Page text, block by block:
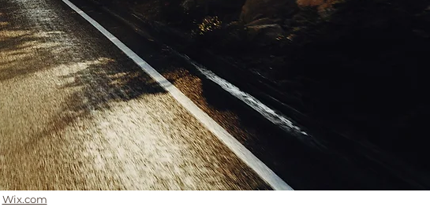
Wix.com